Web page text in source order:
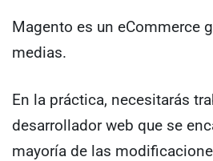
Magento es un eCommerce
medias.
En la práctica, necesitarás
desarrollador web que se
mayoría de las